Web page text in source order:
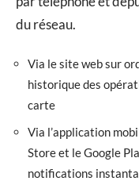
du réseau.
Via le site web sur
historique des
carte
Via l’application
Store et le Google
notifications